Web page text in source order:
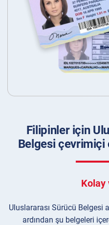
Filipinler için
Belgesi çevrimiçi
Kolay
Uluslararası Sürücü Belgesi
ardından şu belgeleri